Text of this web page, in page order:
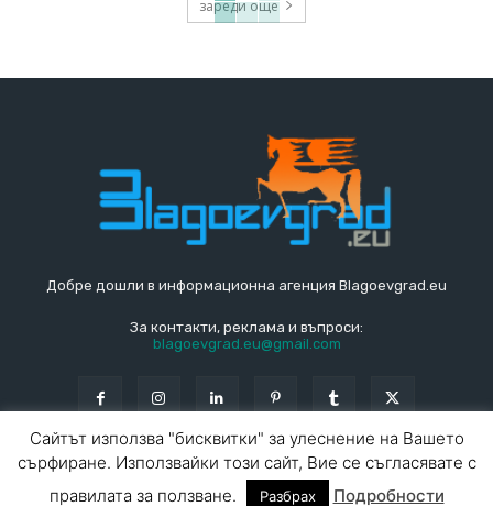
зареди още
Добре дошли в информационна агенция Blagoevgrad.eu
За контакти, реклама и въпроси:
blagoevgrad.eu@gmail.com
© Blagoevgrad.EU 2010 - 2026 Общи условия |
Сайтът използва "бисквитки" за улеснение на Вашето
сърфиране. Използвайки този сайт, Вие се съгласявате с
правилата за ползване.
Разбрах Подробности